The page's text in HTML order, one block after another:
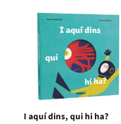
I aquí dins, qui hi ha?